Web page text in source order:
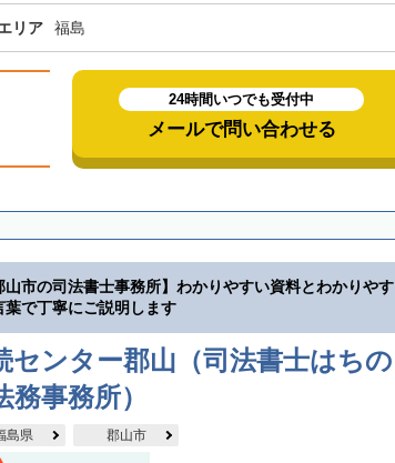
リア 福島
24時間いつでも受付中
メールで問い合わせる
山市の司法書士事務所】わかりやすい資料とわかりやす
葉で丁寧にご説明します
センター郡山（司法書士はちの
務事務所）
島県 郡山市